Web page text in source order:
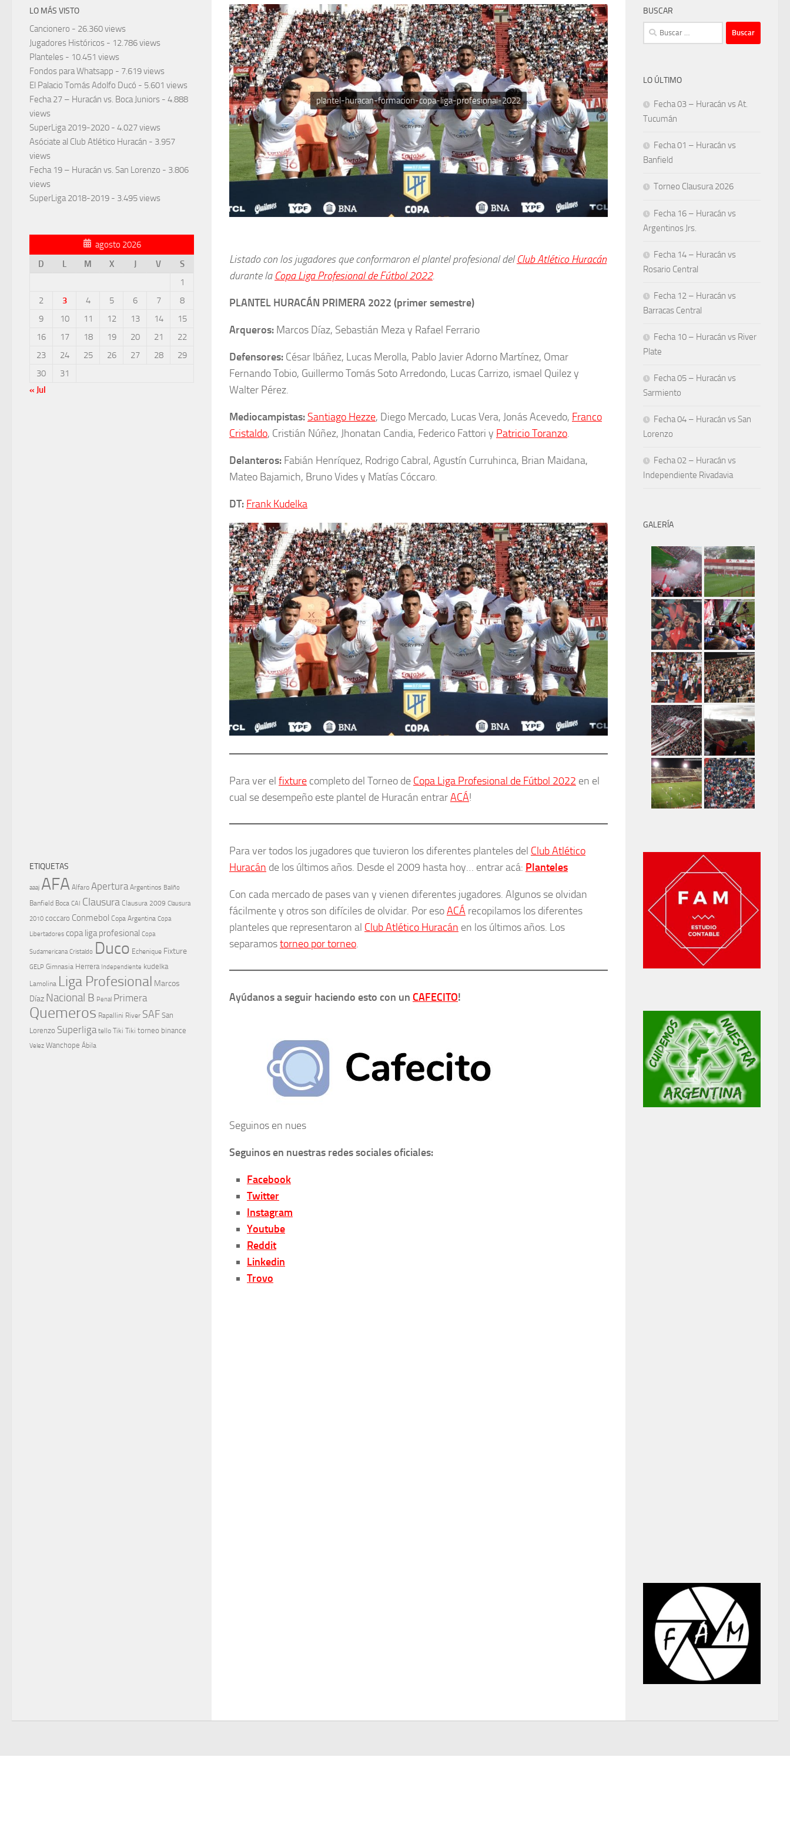
plantel-huracan-formacion-copa-liga-profesional-2022
Listado con los jugadores que conformaron el plantel profesional delClub Atlético Huracán
durante la Copa Liga Profesional de Fútbol 2022.
PLANTEL HURACÁN PRIMERA 2022 (primer semestre)
Arqueros: Marcos Díaz, Sebastián Meza y Rafael Ferrario
Defensores: César Ibáñez, Lucas Merolla, Pablo Javier Adorno Martínez, Omar
Fernando Tobio, Guillermo Tomás Soto Arredondo, Lucas Carrizo, ismael Quilez y
Walter Pérez.
Mediocampistas: Santiago Hezze, Diego Mercado, Lucas Vera, Jonás Acevedo, Franco
Cristaldo, Cristián Núñez, Jhonatan Candia, Federico Fattori y Patricio Toranzo.
Delanteros: Fabián Henríquez, Rodrigo Cabral, Agustín Curruhinca, Brian Maidana,
Mateo Bajamich, Bruno Vides y Matías Cóccaro.
DT: Frank Kudelka
Para ver el fixture completo del Torneo de Copa Liga Profesional de Fútbol 2022 en el
cual se desempeño este plantel de Huracán entrarACÁ!
Para ver todos los jugadores que tuvieron los diferentes planteles del Club Atlético
Huracán de los últimos años. Desde el 2009 hasta hoy… entrar acá: Planteles
Con cada mercado de pases van y vienen diferentes jugadores. Algunos se olvidan
fácilmente y otros son difíciles de olvidar. Por esoACÁ recopilamos los diferentes
planteles que representaron al Club Atlético Huracán en los últimos años. Los
separamostorneo por torneo.
Ayúdanos a seguir haciendo esto con un CAFECITO!
Seguinos en nues
Seguinos en nuestras redes sociales oficiales:
Facebook
Twitter
Instagram
Youtube
Reddit
Linkedin
Trovo
LO MÁS VISTO
Cancionero - 26.360 views
Jugadores Históricos - 12.786 views
Planteles - 10.451 views
Fondos para Whatsapp - 7.619 views
El Palacio Tomás Adolfo Ducó - 5.601 views
Fecha 27 – Huracán vs. Boca Juniors - 4.888
views
SuperLiga 2019-2020 - 4.027 views
Asóciate al Club Atlético Huracán - 3.957
views
Fecha 19 – Huracán vs. San Lorenzo - 3.806
views
SuperLiga 2018-2019 - 3.495 views
agosto 2026
D
L M X J V
S
1
2
3 4 5 6 7
8
9
10 11 12 13 14
15
16
17 18 19 20 21
22
23
24 25 26 27 28
29
30
31
« Jul
ETIQUETAS
aaaj AFA Alfaro Apertura Argentinos Baliño
Banfield Boca CAI Clausura Clausura 2009 Clausura
2010 coccaro Conmebol Copa Argentina Copa
Libertadores copa liga profesional Copa
Sudamericana Cristaldo Duco Echenique Fixture
GELP Gimnasia Herrera Independiente kudelka
Lamolina Liga Profesional Marcos
Díaz Nacional B Penal Primera
Quemeros Rapallini River SAF San
Lorenzo Superliga tello Tiki Tiki torneo binance
Velez Wanchope Ábila
BUSCAR
Buscar:
LO ÚLTIMO
Fecha 03 – Huracán vs At.
Tucumán
Fecha 01 – Huracán vs
Banfield
Torneo Clausura 2026
Fecha 16 – Huracán vs
Argentinos Jrs.
Fecha 14 – Huracán vs
Rosario Central
Fecha 12 – Huracán vs
Barracas Central
Fecha 10 – Huracán vs River
Plate
Fecha 05 – Huracán vs
Sarmiento
Fecha 04 – Huracán vs San
Lorenzo
Fecha 02 – Huracán vs
Independiente Rivadavia
GALERÍA